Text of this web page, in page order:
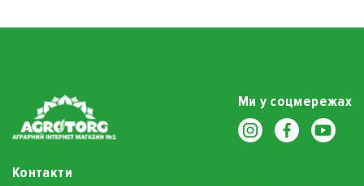
Ми у соцмережах
Контакти